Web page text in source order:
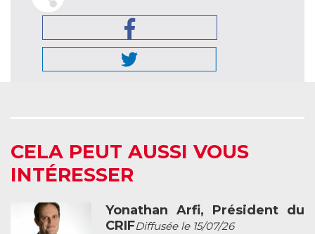
CELA PEUT AUSSI VOUS
INTÉRESSER
Yonathan Arfi, Président du
CRIFDiffusée le 15/07/26